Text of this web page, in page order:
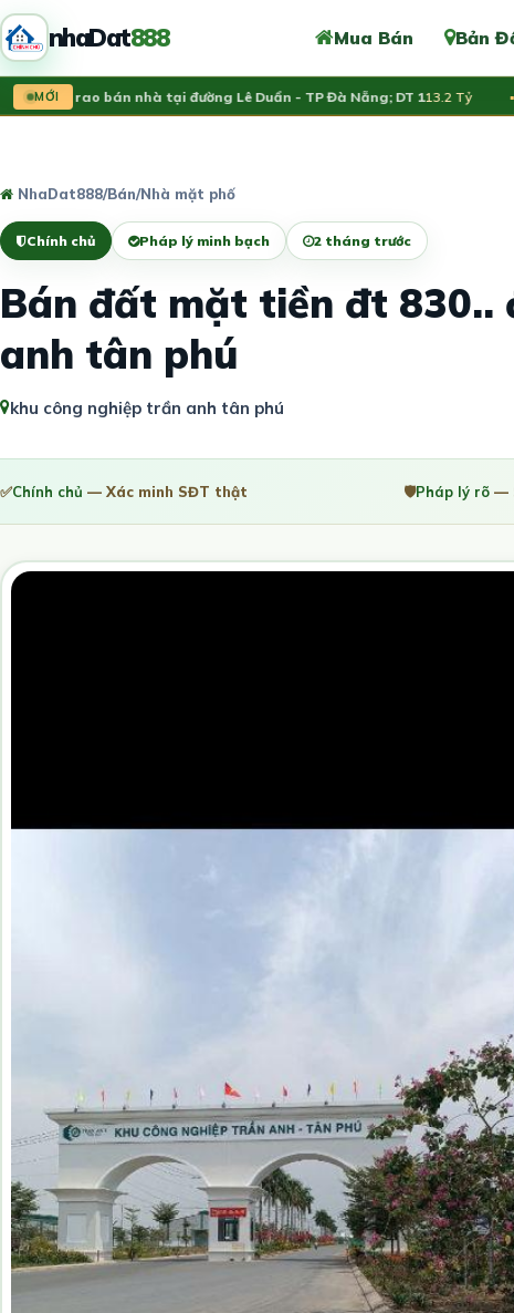
nhaDat888 Mua Bán Bản
MỚI
chủ rao bán nhà tại đường Lê Duẩn - TP Đà Nẵng; DT 1 13.2 Tỷ
NhaDat888/Bán/Nhà mặt phố
Chính chủ Pháp lý minh bạch 2 tháng trước
Bán đất mặt tiền đt 830..
anh tân phú
khu công nghiệp trần anh tân phú
✅Chính chủ — Xác minh SĐT thật 🛡️Pháp lý rõ —